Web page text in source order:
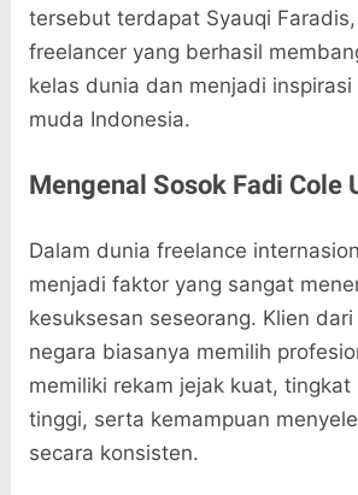
tersebut terdapat Syauqi
freelancer yang berhasil
kelas dunia dan menjadi
muda Indonesia.
Mengenal Sosok Fadi Cole
Dalam dunia freelance
menjadi faktor yang sangat
kesuksesan seseorang. Klien
negara biasanya memilih
memiliki rekam jejak kuat, tingkat
tinggi, serta kemampuan
secara konsisten.